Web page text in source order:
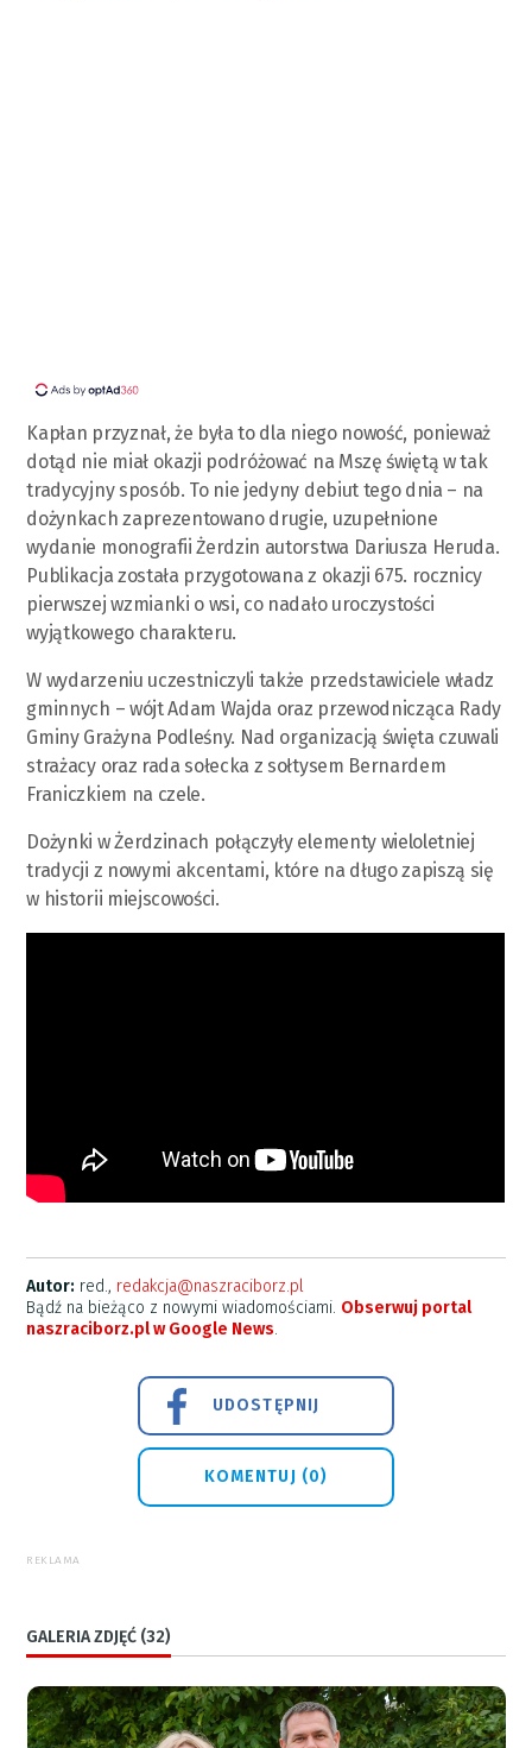
Kapłan przyznał, że była to dla niego nowość, ponieważ
dotąd nie miał okazji podróżować na Mszę świętą w tak
tradycyjny sposób. To nie jedyny debiut tego dnia – na
dożynkach zaprezentowano drugie, uzupełnione
wydanie monografii Żerdzin autorstwa Dariusza Heruda.
Publikacja została przygotowana z okazji 675. rocznicy
pierwszej wzmianki o wsi, co nadało uroczystości
wyjątkowego charakteru.
W wydarzeniu uczestniczyli także przedstawiciele władz
gminnych – wójt Adam Wajda oraz przewodnicząca Rady
Gminy Grażyna Podleśny. Nad organizacją święta czuwali
strażacy oraz rada sołecka z sołtysem Bernardem
Franiczkiem na czele.
Dożynki w Żerdzinach połączyły elementy wieloletniej
tradycji z nowymi akcentami, które na długo zapiszą się
w historii miejscowości.
Autor: red., redakcja@naszraciborz.pl
Bądź na bieżąco z nowymi wiadomościami. Obserwuj portal
naszraciborz.pl w Google News.
UDOSTĘPNIJ
KOMENTUJ (0)
REKLAMA
GALERIA ZDJĘĆ (32)